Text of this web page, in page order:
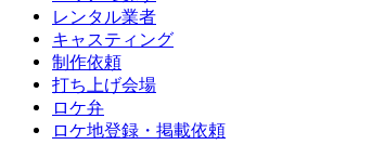
レンタル業者
キャスティング
制作依頼
打ち上げ会場
ロケ弁
ロケ地登録・掲載依頼